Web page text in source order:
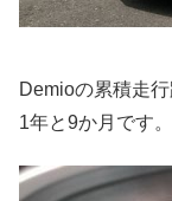
Demioの累積走
1年と9か月です。